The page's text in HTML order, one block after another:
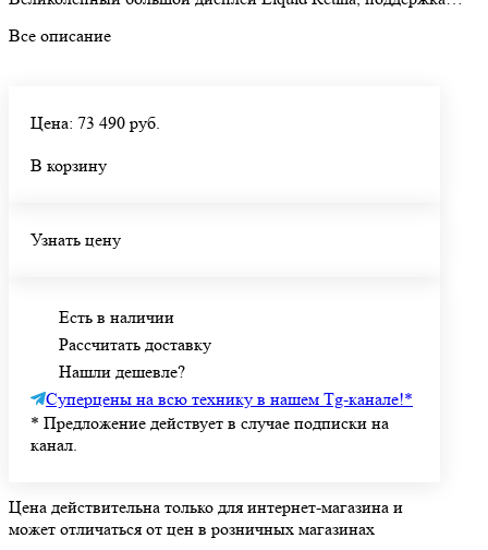
Apple Pencil Pro и Magic Keyboard делают его универсальным
Все описание
Цена: 73 490 руб.
В корзину
Узнать цену
Есть в наличии
Рассчитать доставку
Нашли дешевле?
Суперцены на всю технику в нашем Tg-канале!*
* Предложение действует в случае подписки на
канал.
Цена действительна только для интернет-магазина и
может отличаться от цен в розничных магазинах